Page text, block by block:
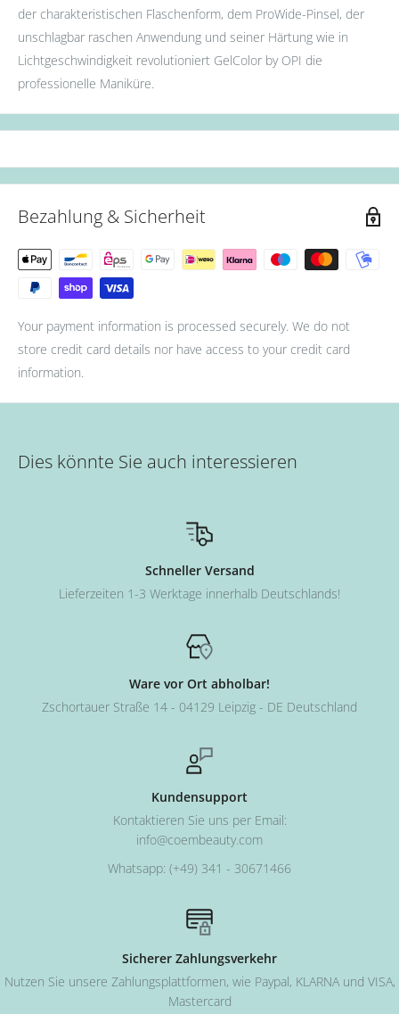
der charakteristischen Flaschenform, dem ProWide-Pinsel, der
unschlagbar raschen Anwendung und seiner Härtung wie in
Lichtgeschwindigkeit revolutioniert GelColor by OPI die
professionelle Maniküre.
Bezahlung & Sicherheit
Your payment information is processed securely. We do not
store credit card details nor have access to your credit card
information.
Dies könnte Sie auch interessieren
Schneller Versand
Lieferzeiten 1-3 Werktage innerhalb Deutschlands!
Ware vor Ort abholbar!
Zschortauer Straße 14 - 04129 Leipzig - DE Deutschland
Kundensupport
Kontaktieren Sie uns per Email:
info@coembeauty.com
Whatsapp: (+49) 341 - 30671466
Sicherer Zahlungsverkehr
Nutzen Sie unsere Zahlungsplattformen, wie Paypal, KLARNA und VISA,
Mastercard